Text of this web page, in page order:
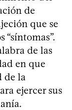
de
que se
“síntomas”.
de las
en que
de la
ejercer sus